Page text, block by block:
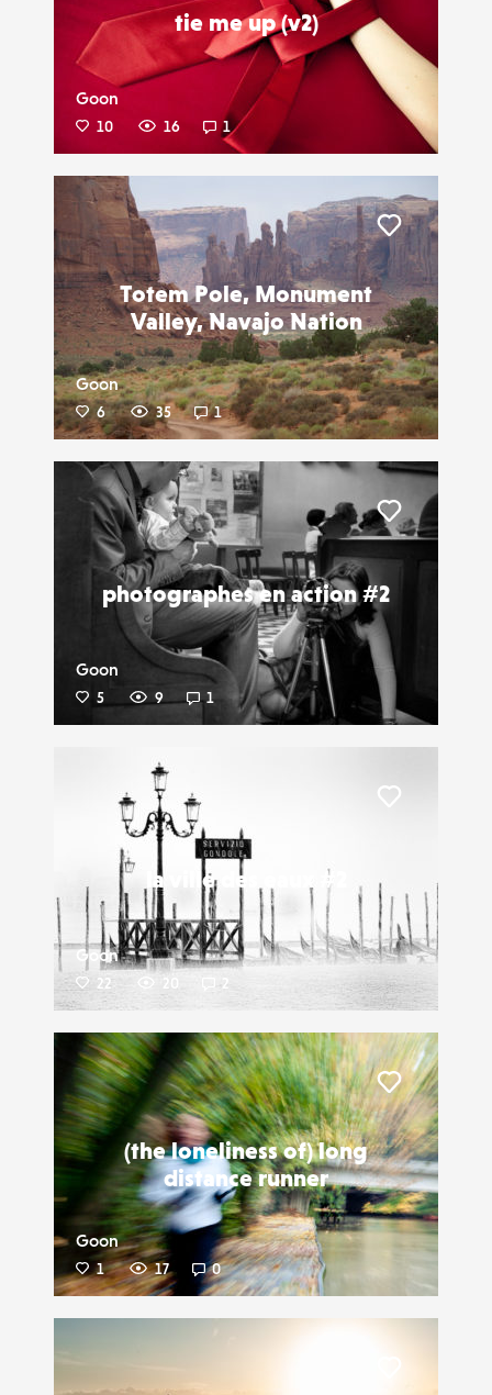
tie me up (v2)
Goon
10 16 1
Totem Pole, Monument
Valley, Navajo Nation
Goon
6 35 1
Liker
photographes en action #2
Goon
5 9 1
Liker
la ville des eaux #2
Goon
22 20 2
(the loneliness of) long
distance runner
Goon
1 17 0
Liker